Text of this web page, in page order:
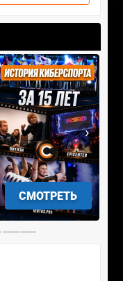
УЧАСТВОВАТЬ
›